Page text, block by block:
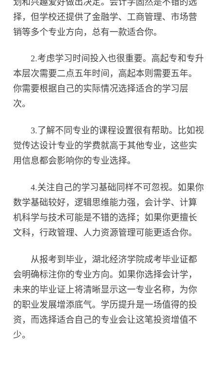
择，但学校还提供了金融学、工商管理、市场营
销等多个专业方向，总有一款适合你。
2.考虑学习时间投入也很重要。高起专和专升
本层次需要二点五年时间，高起本则需要五年。
你需要根据自己的实际情况选择适合的学习层
次。
3.了解不同专业的课程设置很有帮助。比如视
觉传达设计专业的学费就高于其他专业，这些实
用信息都会影响你的专业选择。
4.关注自己的学习基础同样不可忽视。如果你
数学基础较好，逻辑思维能力强，会计学、计算
机科学与技术可能是不错的选择；如果你更擅长
文科，行政管理、人力资源管理可能更适合你。
从报考到毕业，湖北经济学院成考毕业证都
会明确标注你的专业方向。如果你选择会计学，
未来的毕业证上将清晰显示这一专业名称，为你
的职业发展增添底气。学历提升是一场值得的投
资，而选择适合自己的专业会让这笔投资增值不
少。